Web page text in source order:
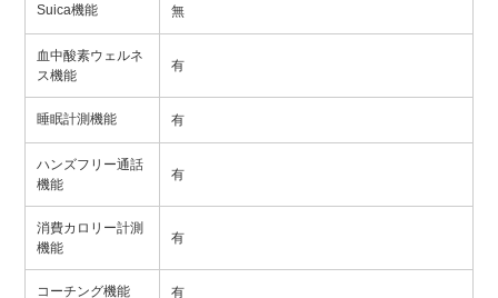
Suica機能 無
血中酸素ウェルネ
ス機能
有
睡眠計測機能 有
ハンズフリー通話
機能
有
消費カロリー計測
機能
有
コーチング機能 有